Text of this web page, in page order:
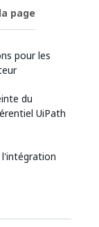
page
pour les
du
UiPath